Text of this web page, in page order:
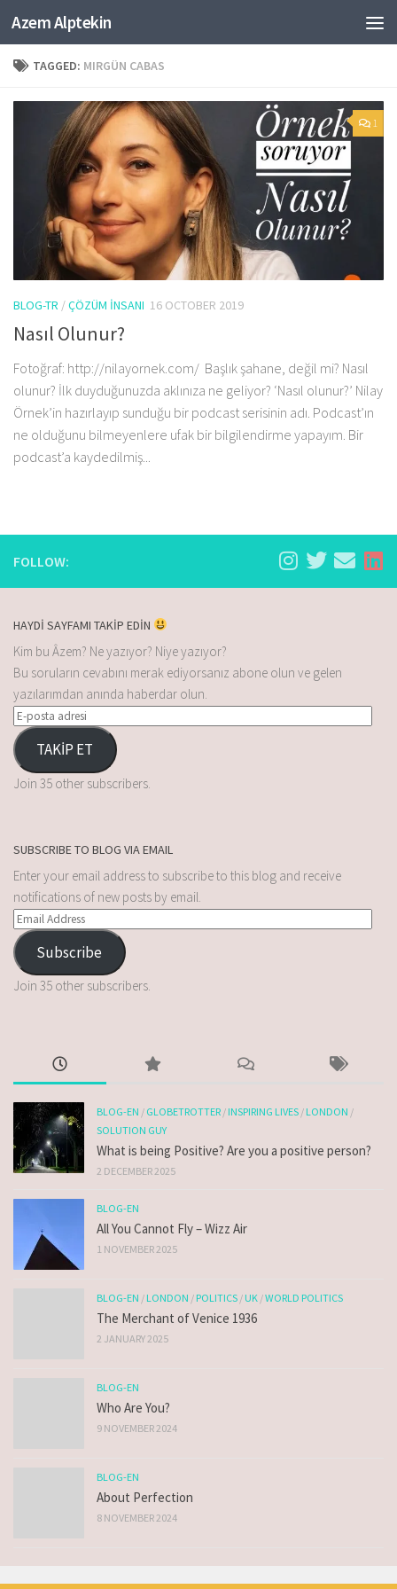
Skip to content
Azem Alptekin
TAGGED: MIRGÜN CABAS
1
BLOG-TR /ÇÖZÜM İNSANI 16 OCTOBER 2019
Nasıl Olunur?
Fotoğraf: http://nilayornek.com/ Başlık şahane, değil mi? Nasıl
olunur? İlk duyduğunuzda aklınıza ne geliyor? ‘Nasıl olunur?’ Nilay
Örnek’in hazırlayıp sunduğu bir podcast serisinin adı. Podcast’ın
ne olduğunu bilmeyenlere ufak bir bilgilendirme yapayım. Bir
podcast’a kaydedilmiş...
FOLLOW:
HAYDİ SAYFAMI TAKİP EDİN
Kim bu Âzem? Ne yazıyor? Niye yazıyor?
Bu soruların cevabını merak ediyorsanız abone olun ve gelen
yazılarımdan anında haberdar olun.
TAKİP ET
Join 35 other subscribers.
SUBSCRIBE TO BLOG VIA EMAIL
Enter your email address to subscribe to this blog and receive
notifications of new posts by email.
Subscribe
Join 35 other subscribers.
BLOG-EN / GLOBETROTTER /INSPIRING LIVES /LONDON /
SOLUTION GUY
What is being Positive? Are you a positive person?
2 DECEMBER 2025
BLOG-EN
All You Cannot Fly – Wizz Air
1 NOVEMBER 2025
BLOG-EN /LONDON /POLITICS /UK /WORLD POLITICS
The Merchant of Venice 1936
2 JANUARY 2025
BLOG-EN
Who Are You?
9 NOVEMBER 2024
BLOG-EN
About Perfection
8 NOVEMBER 2024